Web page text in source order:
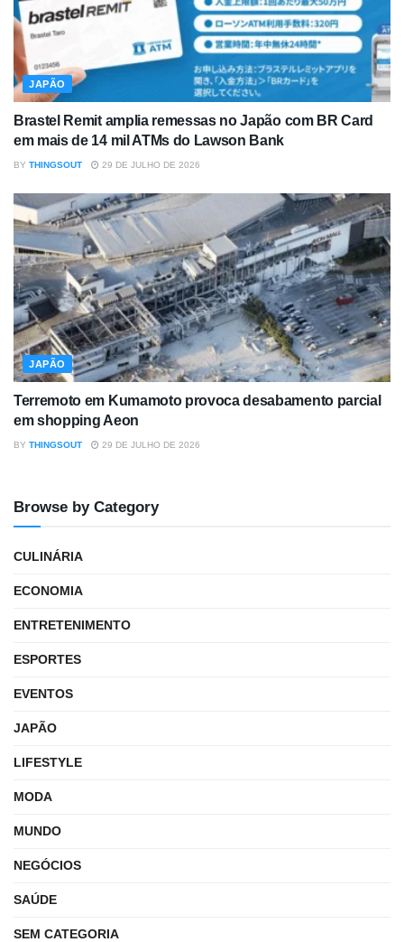
JAPÃO
Brastel Remit amplia remessas no Japão com BR Card
em mais de 14 mil ATMs do Lawson Bank
BY THINGSOUT 29 DE JULHO DE 2026
JAPÃO
Terremoto em Kumamoto provoca desabamento parcial
em shopping Aeon
BY THINGSOUT 29 DE JULHO DE 2026
Browse by Category
CULINÁRIA
ECONOMIA
ENTRETENIMENTO
ESPORTES
EVENTOS
JAPÃO
LIFESTYLE
MODA
MUNDO
NEGÓCIOS
SAÚDE
SEM CATEGORIA